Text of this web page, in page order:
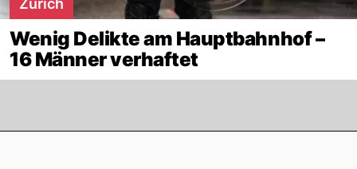
Zürich
Wenig Delikte am Hauptbahnhof –
16 Männer verhaftet